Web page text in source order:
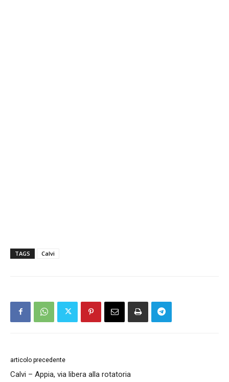
TAGS Calvi
articolo precedente
Calvi – Appia, via libera alla rotatoria